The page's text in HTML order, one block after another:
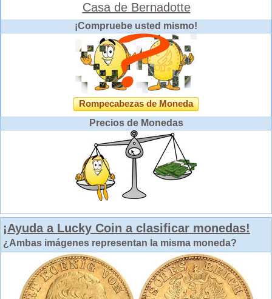
Casa de Bernadotte
¡Compruebe usted mismo!
Rompecabezas de Moneda
Precios de Monedas
¡Ayuda a Lucky Coin a clasificar monedas!
¿Ambas imágenes representan la misma moneda?